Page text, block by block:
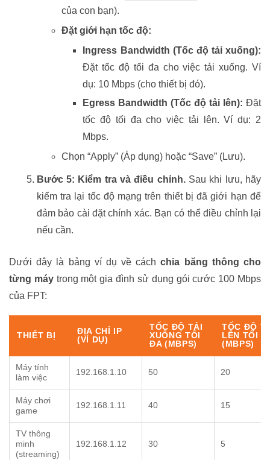
của con bạn).
Đặt giới hạn tốc độ:
Ingress Bandwidth (Tốc độ tải xuống):
Đặt tốc độ tối đa cho việc tải xuống. Ví
dụ: 10 Mbps (cho thiết bị đó).
Egress Bandwidth (Tốc độ tải lên): Đặt
tốc độ tối đa cho việc tải lên. Ví dụ: 2
Mbps.
Chọn “Apply” (Áp dụng) hoặc “Save” (Lưu).
Bước 5: Kiểm tra và điều chỉnh.Sau khi lưu, hãy
kiểm tra lại tốc độ mạng trên thiết bị đã giới hạn để
đảm bảo cài đặt chính xác. Bạn có thể điều chỉnh lại
nếu cần.
Dưới đây là bảng ví dụ về cáchchia băng thông cho
từng máytrong một gia đình sử dụng gói cước 100 Mbps
của FPT:
THIẾT BỊ
ĐỊA CHỈ IP
(VÍ DỤ)
TỐC ĐỘ TẢI
XUỐNG TỐI
ĐA (MBPS)
TỐC ĐỘ
LÊN TỐI
(MBPS)
Máy tính
làm việc
192.168.1.10 50 20
Máy chơi
game
192.168.1.11 40 15
TV thông
minh
(streaming)
192.168.1.12 30 5